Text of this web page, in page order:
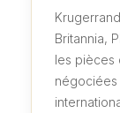
Britannia,
les pièces
négociées